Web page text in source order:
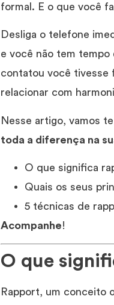
formal. E o que você
Desliga o telefone
e você não tem
contatou você tivesse
relacionar com
Nesse artigo, vamos
toda a diferença na
O que significa
Quais os seus
5 técnicas de
Acompanhe!
O que
Rapport, um conceito